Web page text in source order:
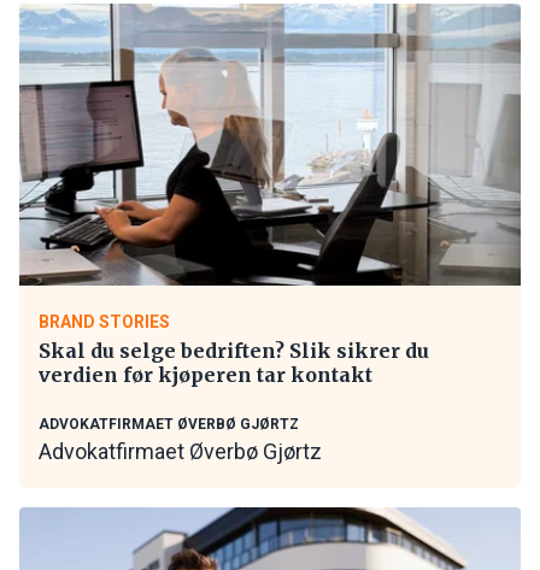
BRAND STORIES
Skal du selge bedriften? Slik sikrer du
verdien før kjøperen tar kontakt
ADVOKATFIRMAET ØVERBØ GJØRTZ
Advokatfirmaet Øverbø Gjørtz